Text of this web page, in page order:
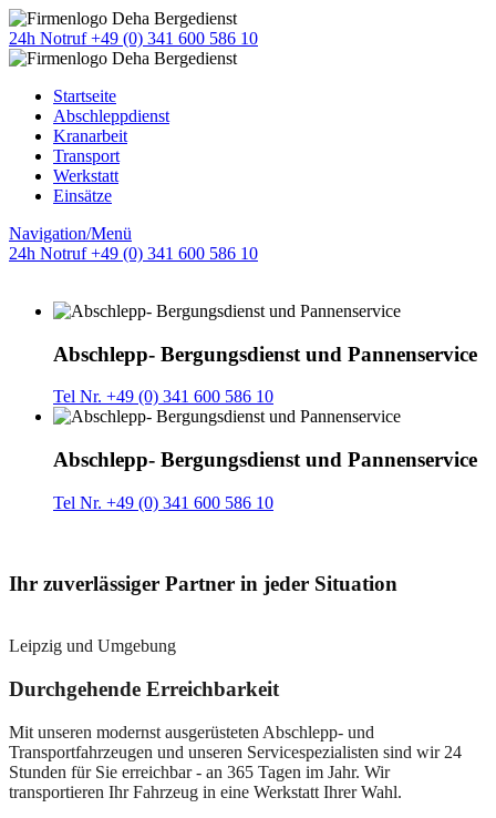
24h Notruf +49 (0) 341 600 586 10
Startseite
Abschleppdienst
Kranarbeit
Transport
Werkstatt
Einsätze
Navigation/Menü
24h Notruf +49 (0) 341 600 586 10
Abschlepp- Bergungsdienst und Pannenservice
Tel Nr. +49 (0) 341 600 586 10
Abschlepp- Bergungsdienst und Pannenservice
Tel Nr. +49 (0) 341 600 586 10
Ihr zuverlässiger Partner in jeder Situation
Leipzig und Umgebung
Durchgehende Erreichbarkeit
Mit unseren modernst ausgerüsteten Abschlepp- und
Transportfahrzeugen und unseren Servicespezialisten sind wir 24
Stunden für Sie erreichbar - an 365 Tagen im Jahr. Wir
transportieren Ihr Fahrzeug in eine Werkstatt Ihrer Wahl.